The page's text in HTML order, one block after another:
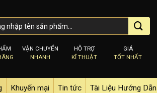
VẬN CHUYỂN
NHANH
HỖ TRỢ
KĨ THUẬT
GIÁ
TỐT NHẤT
Khuyến mại Tin tức Tài Liệu Hướng Dẫn